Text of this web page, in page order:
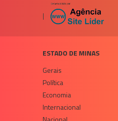
|
ESTADO DE MINAS
Gerais
Política
Economia
Internacional